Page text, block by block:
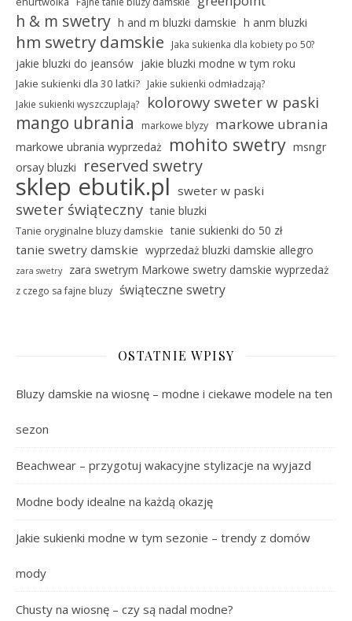
h & m swetry h and m bluzki damskie h anm bluzki
hm swetry damskie Jaka sukienka dla kobiety po 50?
jakie bluzki do jeansów jakie bluzki modne w tym roku
Jakie sukienki dla 30 latki?
Jakie sukienki odmładzają?
Jakie sukienki wyszczuplają?
kolorowy sweter w paski
mango ubrania markowe blyzy markowe ubrania
markowe ubrania wyprzedaż mohito swetry msngr
orsay bluzki
reserved swetry
sklep ebutik.pl sweter w paski
sweter świąteczny tanie bluzki
Tanie oryginalne bluzy damskie tanie sukienki do 50 zł
tanie swetry damskie wyprzedaż bluzki damskie allegro
zara swetry zara swetrym Markowe swetry damskie wyprzedaż
z czego sa fajne bluzy świąteczne swetry
OSTATNIE WPISY
Bluzy damskie na wiosnę – modne i ciekawe modele na ten
sezon
Beachwear – przygotuj wakacyjne stylizacje na wyjazd
Modne body idealne na każdą okazję
Jakie sukienki modne w tym sezonie – trendy z domów
mody
Chusty na wiosnę – czy są nadal modne?